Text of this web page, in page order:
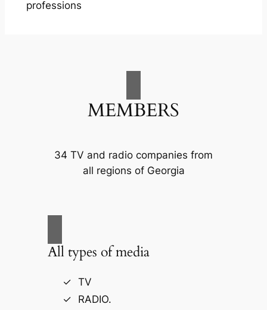
professions
MEMBERS
34 TV and radio companies from
all regions of Georgia
All types of media
TV
RADIO.